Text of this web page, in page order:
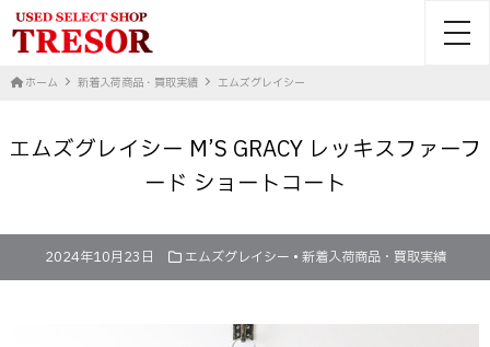
ホーム 新着入荷商品・買取実績 エムズグレイシー
エムズグレイシー M’S GRACY レッキスファーフ
ード ショートコート
2024年10月23日 エムズグレイシー • 新着入荷商品・買取実績